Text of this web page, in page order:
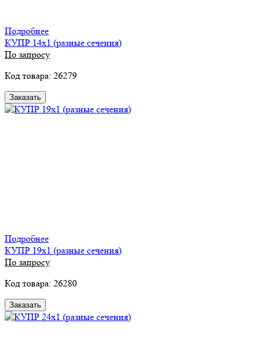
Подробнее
КУПР 14х1 (разные сечения)
По запросу
Код товара: 26279
Заказать
Подробнее
КУПР 19х1 (разные сечения)
По запросу
Код товара: 26280
Заказать